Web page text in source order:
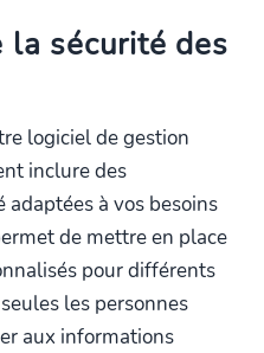
sécurité des
logiciel de gestion
inclure des
à vos besoins
de mettre en place
pour différents
les personnes
aux informations